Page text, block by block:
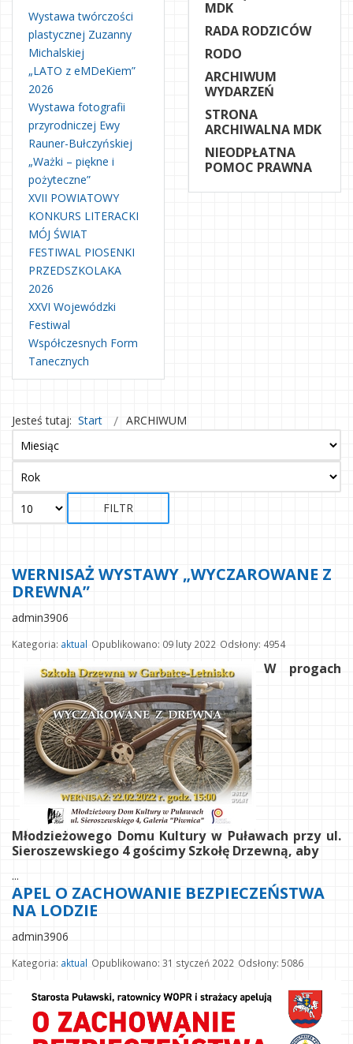
Wystawa twórczości
plastycznej Zuzanny
Michalskiej
„LATO z eMDeKiem”
2026
Wystawa fotografii
przyrodniczej Ewy
Rauner-Bułczyńskiej
„Ważki – piękne i
pożyteczne”
XVII POWIATOWY
KONKURS LITERACKI
MÓJ ŚWIAT
FESTIWAL PIOSENKI
PRZEDSZKOLAKA
2026
XXVI Wojewódzki
Festiwal
Współczesnych Form
Tanecznych
MDK
RADA RODZICÓW
RODO
ARCHIWUM
WYDARZEŃ
STRONA
ARCHIWALNA MDK
NIEODPŁATNA
POMOC PRAWNA
Jesteś tutaj: Start ARCHIWUM
FILTR
WERNISAŻ WYSTAWY „WYCZAROWANE Z
DREWNA”
admin3906
Kategoria: aktual Opublikowano: 09 luty 2022 Odsłony: 4954
W progach
Młodzieżowego Domu Kultury w Puławach przy ul.
Sieroszewskiego 4 gościmy Szkołę Drzewną, aby
...
APEL O ZACHOWANIE BEZPIECZEŃSTWA
NA LODZIE
admin3906
Kategoria: aktual Opublikowano: 31 styczeń 2022 Odsłony: 5086